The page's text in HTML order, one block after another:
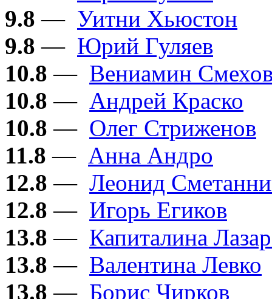
9.8 — Уитни Хьюстон
9.8 — Юрий Гуляев
10.8 — Вениамин
10.8 — Андрей Краско
10.8 — Олег Стриженов
11.8 — Анна Андро
12.8 — Леонид
12.8 — Игорь Егиков
13.8 — Капиталина
13.8 — Валентина Левко
13.8 — Борис Чирков